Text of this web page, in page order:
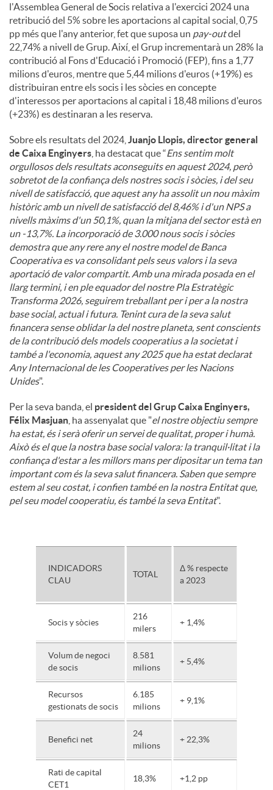
l'Assemblea General de Socis relativa a l'exercici 2024 una
retribució del 5% sobre les aportacions al capital social, 0,75
pp més que l'any anterior, fet que suposa un pay-outdel
22,74% a nivell de Grup. Així, el Grup incrementarà un 28% la
contribució al Fons d'Educació i Promoció (FEP), fins a 1,77
milions d'euros, mentre que 5,44 milions d'euros (+19%) es
distribuiran entre els socis i les sòcies en concepte
d'interessos per aportacions al capital i 18,48 milions d'euros
(+23%) es destinaran a les reserva.
Sobre els resultats del 2024, Juanjo Llopis, director general
de Caixa Enginyers , ha destacat que “Ens sentim molt
orgullosos dels resultats aconseguits en aquest 2024, però
sobretot de la confiança dels nostres socis i sòcies, i del seu
nivell de satisfacció, que aquest any ha assolit un nou màxim
històric amb un nivell de satisfacció del 8,46% i d'un NPS a
nivells màxims d'un 50,1%, quan la mitjana del sector està en
un -13,7%. La incorporació de 3.000 nous socis i sòcies
demostra que any rere any el nostre model de Banca
Cooperativa es va consolidant pels seus valors i la seva
aportació de valor compartit. Amb una mirada posada en el
llarg termini, i en ple equador del nostre Pla Estratègic
Transforma 2026, seguirem treballant per i per a la nostra
base social, actual i futura. Tenint cura de la seva salut
financera sense oblidar la del nostre planeta, sent conscients
de la contribució dels models cooperatius a la societat i
també a l'economia, aquest any 2025 que ha estat declarat
Any Internacional de les Cooperatives per les Nacions
Unides".
Per la seva banda, el president del Grup Caixa Enginyers,
Félix Masjuan , ha assenyalat que "el nostre objectiu sempre
ha estat, és i serà oferir un servei de qualitat, proper i humà.
Això és el que la nostra base social valora: la tranquil·litat i la
confiança d'estar a les millors mans per dipositar un tema tan
important com és la seva salut financera. Saben que sempre
estem al seu costat, i confien també en la nostra Entitat que,
pel seu model cooperatiu, és també la seva Entitat".
INDICADORS
CLAU
TOTAL
Δ % respecte
a 2023
Socis y sòcies
216
milers
+ 1,4%
Volum de negoci
de socis
8.581
milions
+ 5,4%
Recursos
gestionats de socis
6.185
milions
+ 9,1%
Benefici net
24
milions
+ 22,3%
Rati de capital
CET1
18,3% +1,2 pp